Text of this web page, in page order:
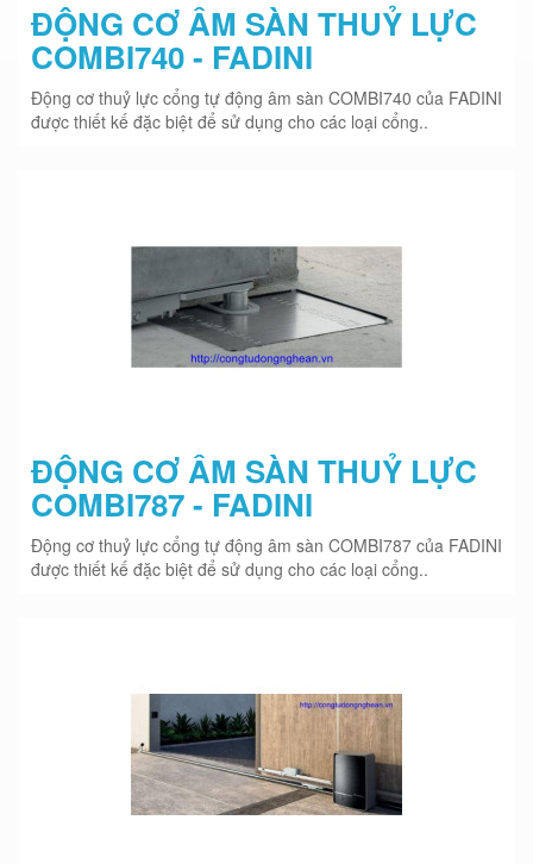
ĐỘNG CƠ ÂM SÀN THUỶ LỰC
COMBI740 - FADINI
Động cơ thuỷ lực cổng tự động âm sàn COMBI740 của FADINI
được thiết kế đặc biệt để sử dụng cho các loại cổng..
ĐỘNG CƠ ÂM SÀN THUỶ LỰC
COMBI787 - FADINI
Động cơ thuỷ lực cổng tự động âm sàn COMBI787 của FADINI
được thiết kế đặc biệt để sử dụng cho các loại cổng..